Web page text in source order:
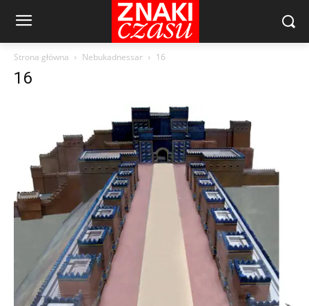
Strona główna Nebukadnessar 16
16